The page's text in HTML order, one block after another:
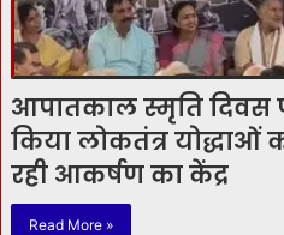
आपातकाल स्मृति दिवस
किया लोकतंत्र योद्धाओं
रही आकर्षण का केंद्र
Read More »